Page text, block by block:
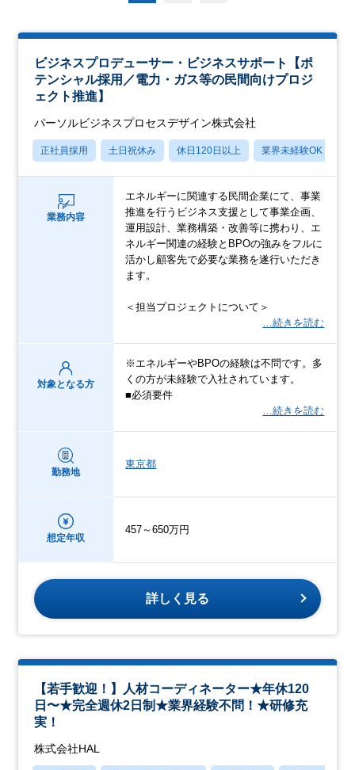
ビジネスプロデューサー・ビジネスサポート【ポ
テンシャル採用／電力・ガス等の民間向けプロジ
ェクト推進】
パーソルビジネスプロセスデザイン株式会社
正社員採用 土日祝休み 休日120日以上 業界未経験OK
業務内容
エネルギーに関連する民間企業にて、事業
推進を行うビジネス支援として事業企画、
運用設計、業務構築・改善等に携わり、エ
ネルギー関連の経験とBPOの強みをフルに
活かし顧客先で必要な業務を遂行いただき
ます。
＜担当プロジェクトについて＞
…続きを読む
対象となる方
※エネルギーやBPOの経験は不問です。多
くの方が未経験で入社されています。
■必須要件
…続きを読む
勤務地
東京都
想定年収
457～650万円
詳しく見る
【若手歓迎！】人材コーディネーター★年休120
日〜★完全週休2日制★業界経験不問！★研修充
実！
株式会社HAL